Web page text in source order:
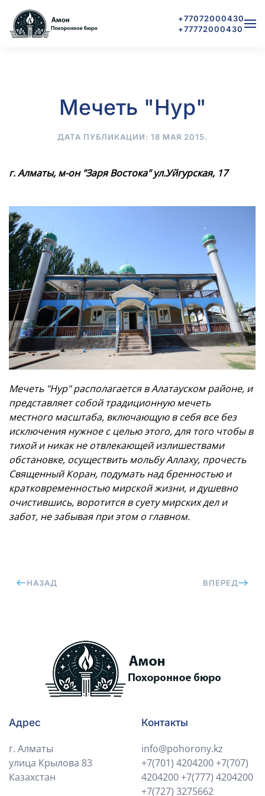
Skip to main content
+77072000430
+77772000430
Мечеть "Нур"
ДАТА ПУБЛИКАЦИИ: 18 МАЯ 2015.
г. Алматы, м-он "Заря Востока" ул.Уйгурская, 17
Мечеть "Нур" располагается в Алатауском районе, и
представляет собой традиционную мечеть
местного масштаба, включающую в себя все без
исключения нужное с целью этого, для того чтобы в
тихой и никак не отвлекающей излишествами
обстановке, осуществить мольбу Аллаху, прочесть
Священный Коран, подумать над бренностью и
кратковременностью мирской жизни, и душевно
очистившись, воротится в суету мирских дел и
забот, не забывая при этом о главном.
НАЗАД ВПЕРЕД
Адрес
г. Алматы
улица Крылова 83
Казахстан
Контакты
info@pohorony.kz
+7(701) 4204200+7(707)
4204200+7(777) 4204200
+7(727) 3275662